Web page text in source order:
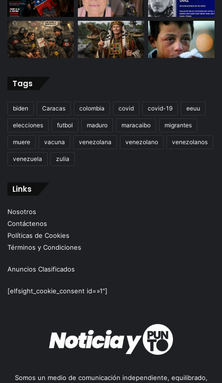
Tags
biden Caracas colombia covid covid-19 eeuu
elecciones futbol maduro maracaibo migrantes
muere vacuna venezolana venezolano venezolanos
venezuela zulia
Links
Nosotros
Contáctenos
Políticas de Cookies
Términos y Condiciones
Anuncios Clasificados
[elfsight_cookie_consent id=»1″]
Somos un medio de comunicación independiente, equilibrado,